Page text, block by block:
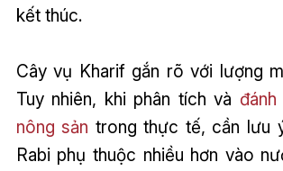
kết thúc.
Cây vụ Kharif gắn rõ với lượng
Tuy nhiên, khi phân tích và
nông sản trong thực tế, cần lưu
Rabi phụ thuộc nhiều hơn vào